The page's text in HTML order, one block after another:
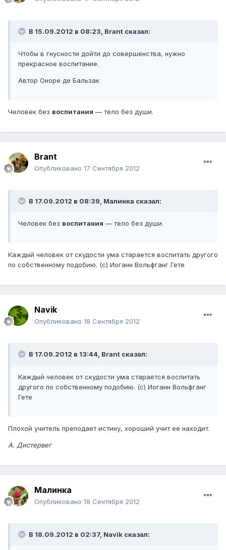
В 15.09.2012 в 08:23, Brant сказал:
Чтобы в гнусности дойти до совершенства, нужно
прекрасное воспитание.
Автор Оноре де Бальзак
Человек без воспитания — тело без души.
Brant
Опубликовано 17 Сентября 2012
В 17.09.2012 в 08:39, Малинка сказал:
Человек без воспитания — тело без души.
Каждый человек от скудости ума старается воспитать другого
по собственному подобию. (с) Иоганн Вольфганг Гете
Navik
Опубликовано 18 Сентября 2012
В 17.09.2012 в 13:44, Brant сказал:
Каждый человек от скудости ума старается воспитать
другого по собственному подобию. (с) Иоганн Вольфганг
Гете
Плохой учитель преподает истину, хороший учит ее находит.
А. Дистервег
Малинка
Опубликовано 18 Сентября 2012
В 18.09.2012 в 02:37, Navik сказал: